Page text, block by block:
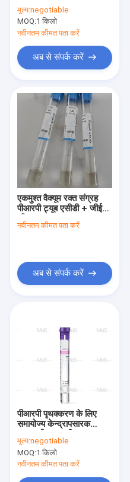
मूल्य:negotiable
MOQ:1 किलो
नवीनतम कीमत पता करें
अब से संपर्क करें
एकमुश्त वैक्यूम रक्त संग्रह
पीआरपी ट्यूब एसीडी + जीईएल
नवीनतम कीमत पता करें
अब से संपर्क करें
पीआरपी पृथक्करण के लिए
समायोज्य केन्द्रापसारक
मूल्य:negotiable
MOQ:1 किलो
नवीनतम कीमत पता करें